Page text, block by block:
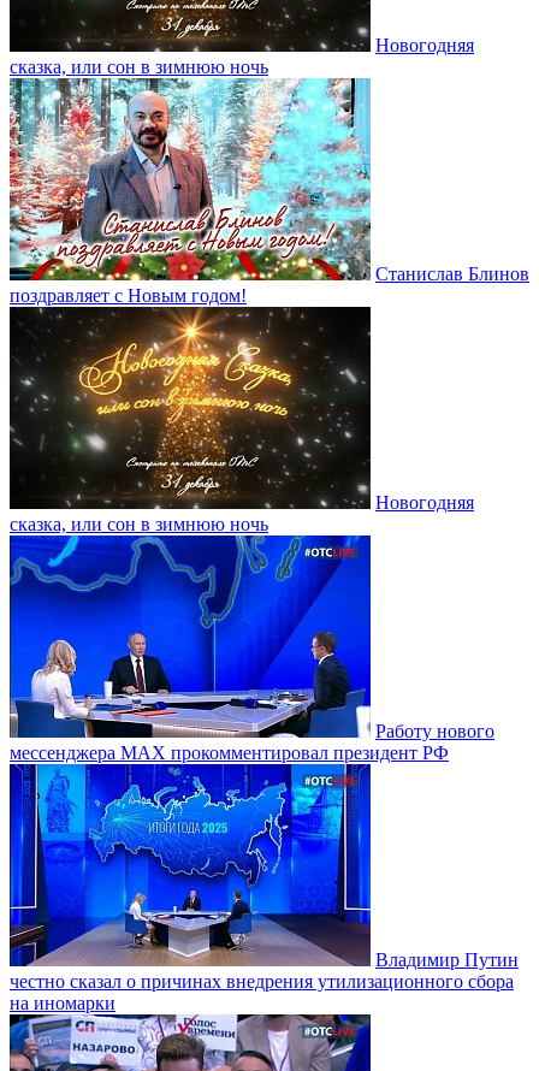
Новогодняя
сказка, или сон в зимнюю ночь
Станислав Блинов
поздравляет с Новым годом!
Новогодняя
сказка, или сон в зимнюю ночь
Работу нового
мессенджера MAX прокомментировал президент РФ
Владимир Путин
честно сказал о причинах внедрения утилизационного сбора
на иномарки